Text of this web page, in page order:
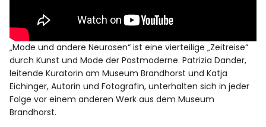
„Mode und andere Neurosen“ ist eine vierteilige „Zeitreise“
durch Kunst und Mode der Postmoderne. Patrizia Dander,
leitende Kuratorin am Museum Brandhorst und Katja
Eichinger, Autorin und Fotografin, unterhalten sich in jeder
Folge vor einem anderen Werk aus dem Museum
Brandhorst.